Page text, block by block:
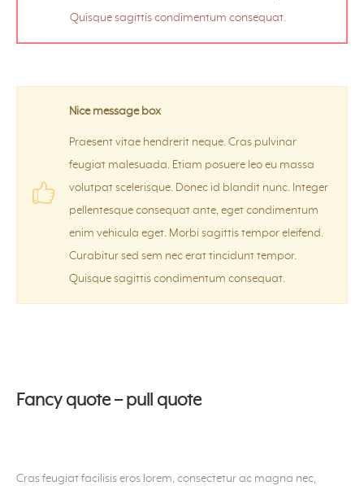
Quisque sagittis condimentum consequat.
Nice message box
Praesent vitae hendrerit neque. Cras pulvinar
feugiat malesuada. Etiam posuere leo eu massa
volutpat scelerisque. Donec id blandit nunc. Integer
pellentesque consequat ante, eget condimentum
enim vehicula eget. Morbi sagittis tempor eleifend.
Curabitur sed sem nec erat tincidunt tempor.
Quisque sagittis condimentum consequat.
Fancy quote – pull quote
Cras feugiat facilisis eros lorem, consectetur ac magna nec,